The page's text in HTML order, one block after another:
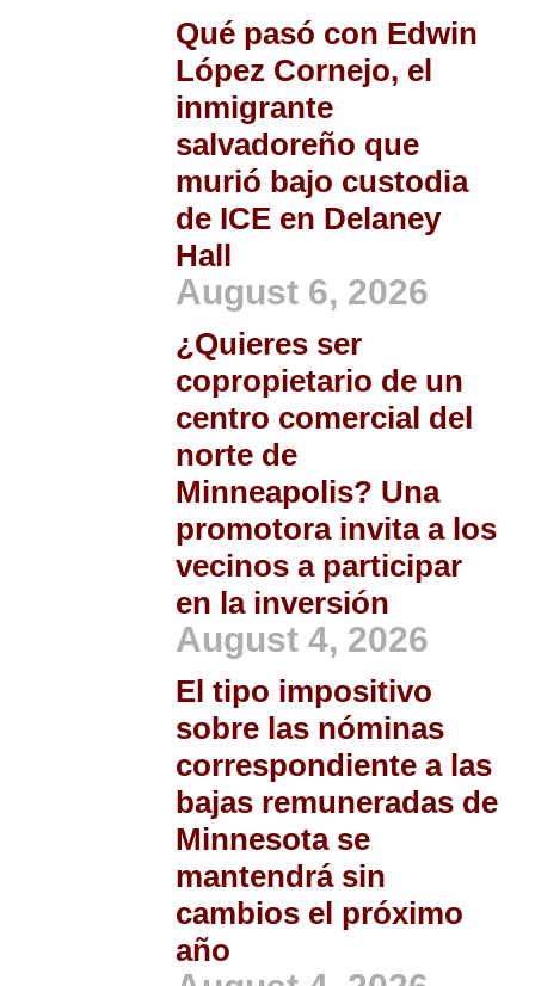
Qué pasó con Edwin
López Cornejo, el
inmigrante
salvadoreño que
murió bajo custodia
de ICE en Delaney
Hall
August 6, 2026
¿Quieres ser
copropietario de un
centro comercial del
norte de
Minneapolis? Una
promotora invita a los
vecinos a participar
en la inversión
August 4, 2026
El tipo impositivo
sobre las nóminas
correspondiente a las
bajas remuneradas de
Minnesota se
mantendrá sin
cambios el próximo
año